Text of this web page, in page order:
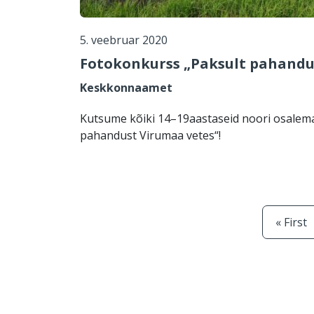
5. veebruar 2020
Fotokonkurss „Paksult
Keskkonnaamet
Kutsume kõiki 14–19aastaseid noori
pahandust Virumaa vetes“!
« First